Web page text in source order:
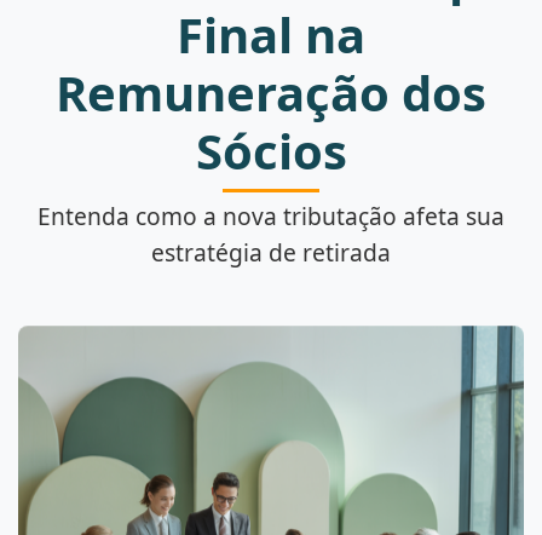
Final na
Remuneração dos
Sócios
Entenda como a nova tributação afeta sua
estratégia de retirada